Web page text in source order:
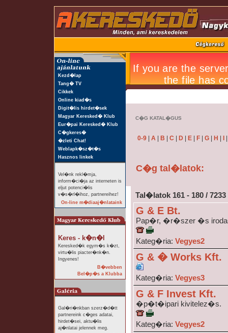
Kezd�lap
Tang� TV
Cikkek
Online kiad�s
Digit�lis hirdet�sek
Magyar Keresked� Klub
Eur�pai Keresked� Klub
C�gkeres�
�zleti Chat!
Weblapk�sz�t�s
Hasznos linkek
Vel�nk rekl�mja,
inform�ci�ja az interneten is
eljut potenci�lis
v�s�rl�ihoz, partnereihez!
On-line m�diaaj�nlataink
Keres - k�n�l
Keresked�k egym�s k�zt,
virtu�lis piacter�nk�n.
Ingyenes!
B�vebben
Bel�p�s a Klubba
Gal�ri�nkban szerz�d�tt
partnereink c�ges adatai,
hirdet�sei, aktu�lis
aj�nlatai jelennek meg.
C�G KATAL�GUS
0-9 A B C D E F G H
C�g tal�latok:
Tal�latok 161 - 180 / 7233
G & E Bt.
Pap�r, �r�szer �s
Kateg�ria: Vegyes2
G & � Works Kft.
Kateg�ria: Vegyes3
G & F Invest Kft.
�p�t�ipari kivitelez�s.
Kateg�ria: Vegyes2